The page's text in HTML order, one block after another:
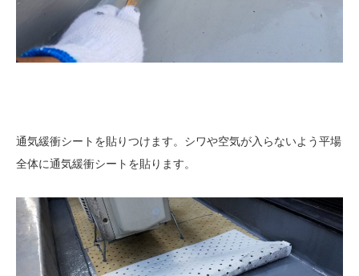
通気緩衝シートを貼りつけます。シワや空気が入らないよう平場
全体に通気緩衝シートを貼ります。